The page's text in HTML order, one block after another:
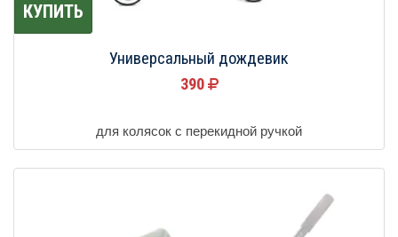
КУПИТЬ
Универсальный дождевик
390
для колясок с перекидной ручкой